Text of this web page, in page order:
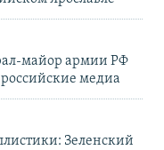
майор армии РФ
медиа
Зеленский